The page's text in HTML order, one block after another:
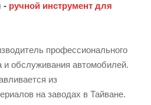
- ручной инструмент для
профессионального
и обслуживания автомобилей.
из
на заводах в Тайване.